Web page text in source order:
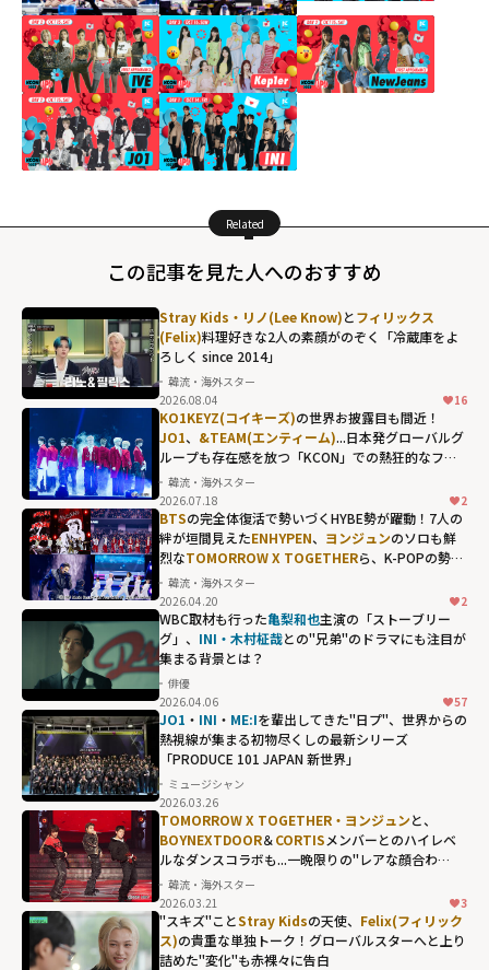
Related
この記事を見た人へのおすすめ
Stray Kids・リノ(Lee Know)とフィリックス
(Felix)料理好きな2人の素顔がのぞく「冷蔵庫をよ
ろしく since 2014」
韓流・海外スター
2026.08.04
16
KO1KEYZ(コイキーズ)の世界お披露目も間近！
JO1、 &TEAM(エンティーム)...日本発グローバルグ
ループも存在感を放つ「KCON」での熱狂的なファ
ンダム
韓流・海外スター
2026.07.18
2
BTSの完全体復活で勢いづくHYBE勢が躍動！7人の
絆が垣間見えたENHYPEN、 ヨンジュンのソロも鮮
烈なTOMORROW X TOGETHERら、K-POPの勢い
を象徴する"国立競技場"の熱狂
韓流・海外スター
2026.04.20
2
WBC取材も行った亀梨和也主演の「ストーブリー
グ」、 INI・木村柾哉との"兄弟"のドラマにも注目が
集まる背景とは？
俳優
2026.04.06
57
JO1 ・ INI ・ ME:Iを輩出してきた"日プ"、世界からの
熱視線が集まる初物尽くしの最新シリーズ
「PRODUCE 101 JAPAN 新世界」
ミュージシャン
2026.03.26
TOMORROW X TOGETHER・ヨンジュンと、
BOYNEXTDOOR＆CORTISメンバーとのハイレベ
ルなダンスコラボも...一晩限りの"レアな顔合わ
せ"が熱狂を呼んだ「2025 MBC歌謡大祭典」
韓流・海外スター
2026.03.21
3
"スキズ"ことStray Kidsの天使、 Felix(フィリック
ス)の貴重な単独トーク！グローバルスターへと上り
詰めた"変化"も赤裸々に告白